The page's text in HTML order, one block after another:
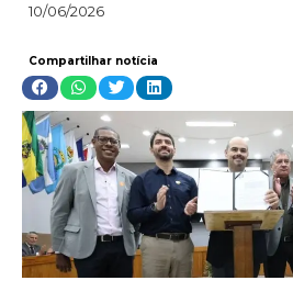
10/06/2026
Compartilhar notícia